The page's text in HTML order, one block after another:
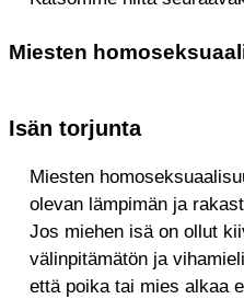
Miesten
Isän torjunta
Miesten
olevan lämpimän ja
Jos miehen isä on ollut
välinpitämätön ja
että poika tai mies alkaa